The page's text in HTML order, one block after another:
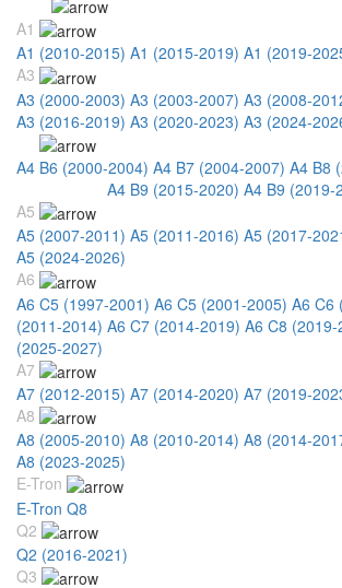
A1
A1 (2010-2015) A1 (2015-2019) A1 (2019-
A3
A3 (2000-2003) A3 (2003-2007) A3 (2008-
A3 (2016-2019) A3 (2020-2023) A3 (2024-
A4 B6 (2000-2004) A4 B7 (2004-2007) A4 B8
A4 B9 (2015-2020) A4 B9 (2019-
A5
A5 (2007-2011) A5 (2011-2016) A5 (2017-
A5 (2024-2026)
A6
A6 C5 (1997-2001) A6 C5 (2001-2005) A6 C6
(2011-2014) A6 C7 (2014-2019) A6 C8 (2019-
(2025-2027)
A7
A7 (2012-2015) A7 (2014-2020) A7 (2019-
A8
A8 (2005-2010) A8 (2010-2014) A8 (2014-
A8 (2023-2025)
E-Tron
E-Tron Q8
Q2
Q2 (2016-2021)
Q3